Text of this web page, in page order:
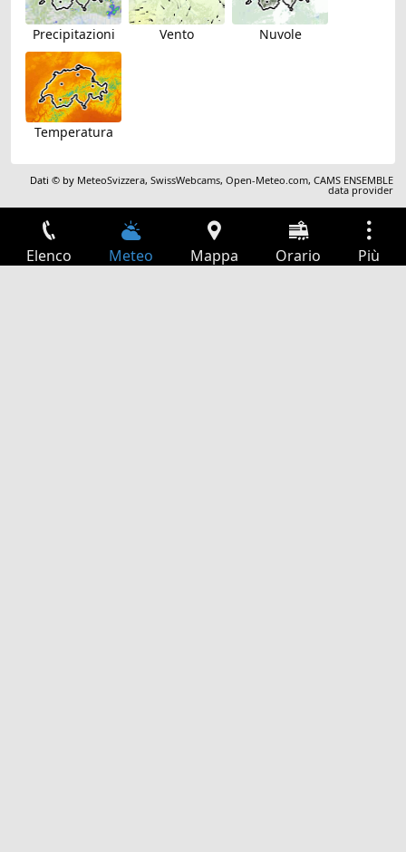
Precipitazioni Vento Nuvole
Temperatura
Dati © by MeteoSvizzera,SwissWebcams,Open-Meteo.com,CAMS ENSEMBLE
data provider
Elenco Meteo Mappa Orario Più